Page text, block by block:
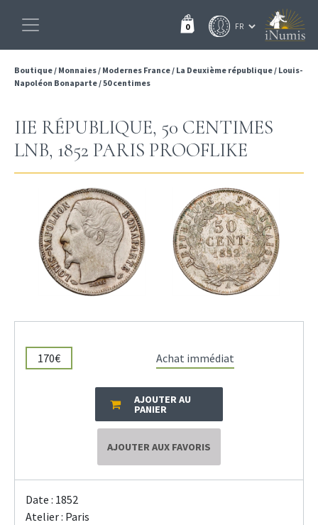
0
Boutique/ Monnaies/ Modernes France/ La Deuxième république/ Louis-
Napoléon Bonaparte/50 centimes
IIE RÉPUBLIQUE, 50 CENTIMES
LNB, 1852 PARIS PROOFLIKE
170€ Achat immédiat
AJOUTER AU
PANIER
AJOUTER AUX FAVORIS
Date : 1852
Atelier : Paris